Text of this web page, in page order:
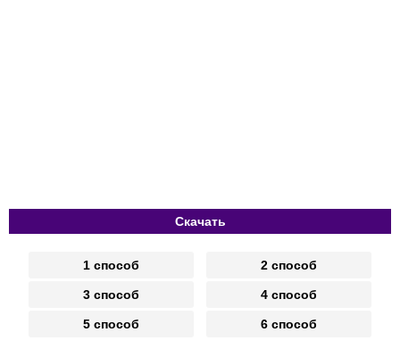
Скачать
1 способ 2 способ
3 способ 4 способ
5 способ 6 способ